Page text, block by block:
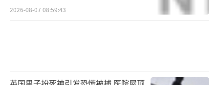
2026-08-07 08:59:43